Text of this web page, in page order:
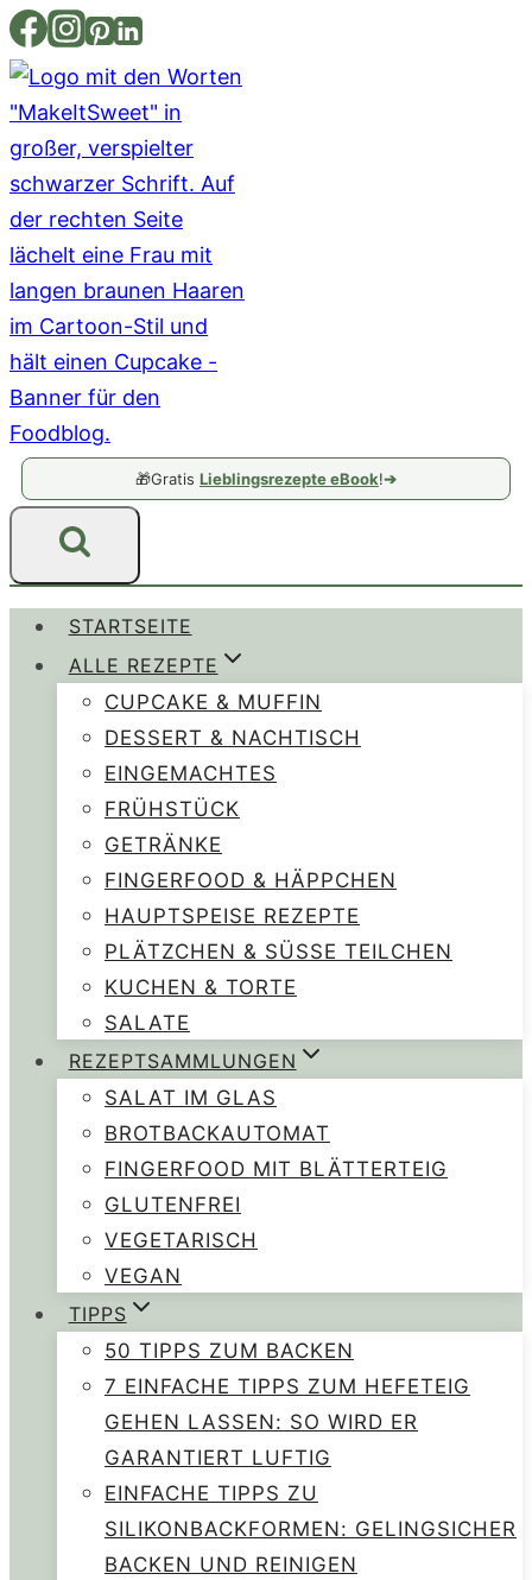
Zum
Inhalt
springen
🎁Gratis Lieblingsrezepte eBook!➔
STARTSEITE
ALLE REZEPTE
CUPCAKE & MUFFIN
DESSERT & NACHTISCH
EINGEMACHTES
FRÜHSTÜCK
GETRÄNKE
FINGERFOOD & HÄPPCHEN
HAUPTSPEISE REZEPTE
PLÄTZCHEN & SÜSSE TEILCHEN
KUCHEN & TORTE
SALATE
REZEPTSAMMLUNGEN
SALAT IM GLAS
BROTBACKAUTOMAT
FINGERFOOD MIT BLÄTTERTEIG
GLUTENFREI
VEGETARISCH
VEGAN
TIPPS
50 TIPPS ZUM BACKEN
7 EINFACHE TIPPS ZUM HEFETEIG
GEHEN LASSEN: SO WIRD ER
GARANTIERT LUFTIG
EINFACHE TIPPS ZU
SILIKONBACKFORMEN: GELINGSICHER
BACKEN UND REINIGEN